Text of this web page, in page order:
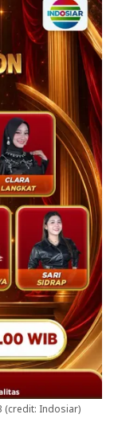
(credit: Indosiar)